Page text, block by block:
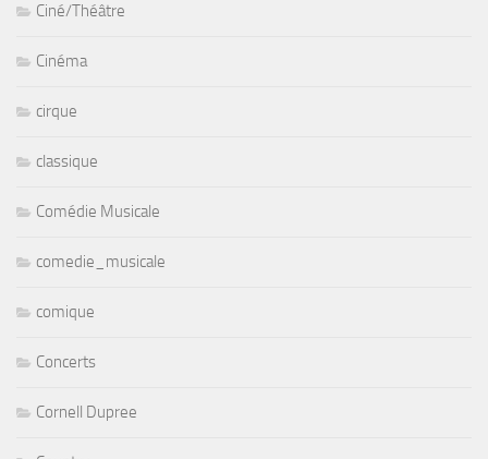
Ciné/Théâtre
Cinéma
cirque
classique
Comédie Musicale
comedie_musicale
comique
Concerts
Cornell Dupree